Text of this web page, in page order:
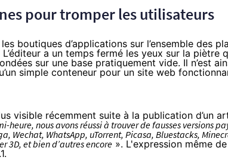
pour tromper les utilisateurs
boutiques d’applications sur l’ensemble des
a un temps fermé les yeux sur la piètre
sur une base pratiquement vide. Il n’est
simple conteneur pour un site web
visible récemment suite à la publication d’un
heure, nous avons réussi à trouver de fausses versions
Wechat, WhatsApp, uTorrent, Picasa, Bluestacks,
3D, et bien d’autres encore ». L'expression même